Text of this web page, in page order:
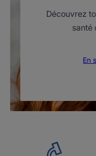
Découvrez
santé
En